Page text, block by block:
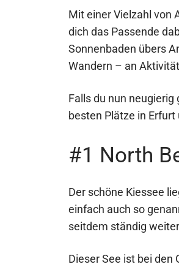
Mit einer Vielzahl von
dich das Passende
Sonnenbaden übers
Wandern – an
Falls du nun
besten Plätze in
#1 North
Der schöne Kiessee
einfach auch so
seitdem ständig
Dieser See ist bei den